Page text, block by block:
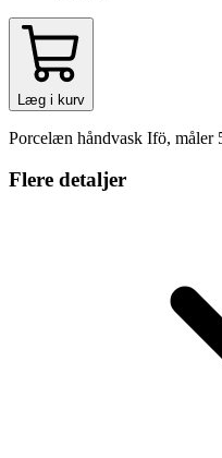
Læg i kurv
Porcelæn håndvask Ifö, måler
Flere detaljer